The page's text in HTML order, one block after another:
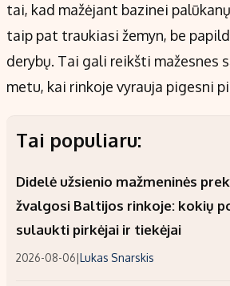
tai, kad mažėjant bazinei
taip pat traukiasi žemyn, be
derybų. Tai gali reikšti mažesnes
metu, kai rinkoje vyrauja pigesni
Tai populiaru:
Didelė užsienio mažmeninės
žvalgosi Baltijos rinkoje: kokių
sulaukti pirkėjai ir tiekėjai
2026-08-06|Lukas Snarskis